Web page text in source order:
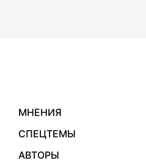
МНЕНИЯ
СПЕЦТЕМЫ
АВТОРЫ